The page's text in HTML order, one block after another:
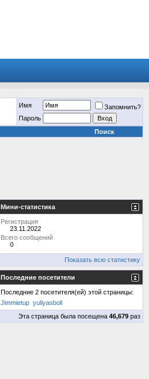
Имя
Запомнить?
Пароль
Поиск
Мини-статистика
Регистрация
23.11.2022
Всего сообщений
0
Показать всю статистику
Последние посетители
Последние 2 посетителя(ей) этой страницы:
Jimmietup yuliyasboll
Эта страница была посещена 46,679 раз